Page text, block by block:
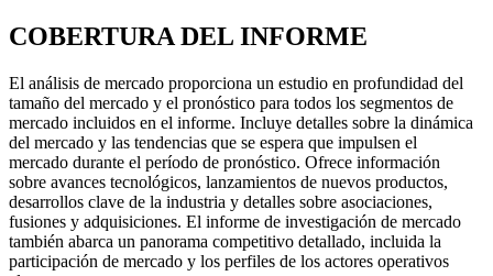
COBERTURA DEL INFORME
El análisis de mercado proporciona un estudio en profundidad del
tamaño del mercado y el pronóstico para todos los segmentos de
mercado incluidos en el informe. Incluye detalles sobre la dinámica
del mercado y las tendencias que se espera que impulsen el
mercado durante el período de pronóstico. Ofrece información
sobre avances tecnológicos, lanzamientos de nuevos productos,
desarrollos clave de la industria y detalles sobre asociaciones,
fusiones y adquisiciones. El informe de investigación de mercado
también abarca un panorama competitivo detallado, incluida la
participación de mercado y los perfiles de los actores operativos